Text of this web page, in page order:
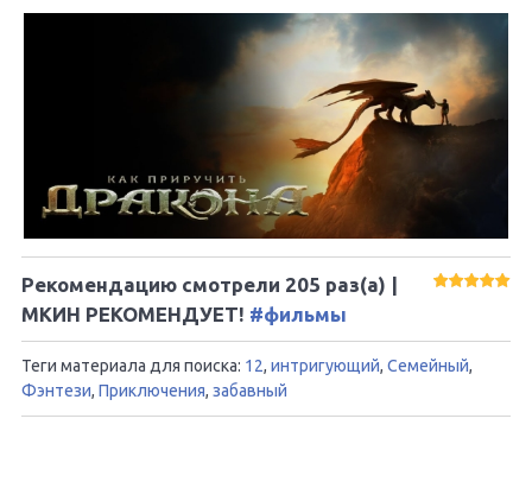
Рекомендацию смотрели 205 раз(а) |
МКИН РЕКОМЕНДУЕТ! #фильмы
Теги материала для поиска: 12, интригующий, Семейный,
Фэнтези, Приключения, забавный